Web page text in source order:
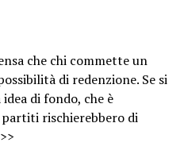
che chi commette un
di redenzione. Se si
di fondo, che è
rischierebbero di